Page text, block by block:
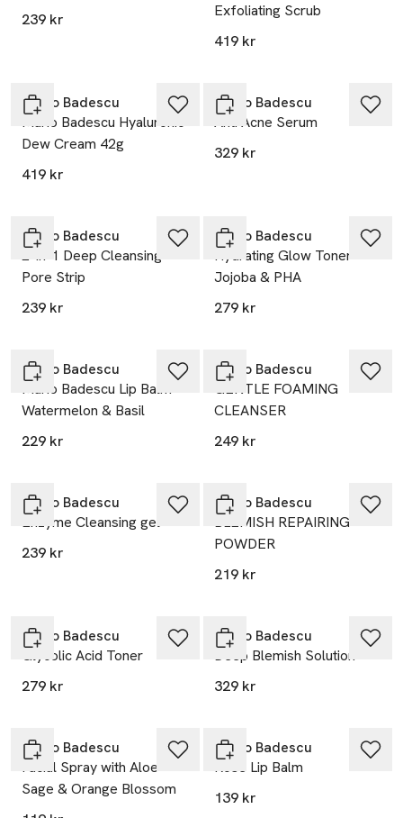
239 kr
Exfoliating Scrub
419 kr
Mario Badescu
Mario Badescu Hyaluronic
Dew Cream 42g
419 kr
Mario Badescu
Anti Acne Serum
329 kr
Mario Badescu
2-In-1 Deep Cleansing
Pore Strip
239 kr
Mario Badescu
Hydrating Glow Toner
Jojoba & PHA
279 kr
Mario Badescu
Mario Badescu Lip Balm
Watermelon & Basil
229 kr
Mario Badescu
GENTLE FOAMING
CLEANSER
249 kr
Mario Badescu
Enzyme Cleansing gel
239 kr
Mario Badescu
BLEMISH REPAIRING
POWDER
219 kr
Mario Badescu
Glycolic Acid Toner
279 kr
Mario Badescu
Deep Blemish Solution
329 kr
Mario Badescu
Facial Spray with Aloe
Sage & Orange Blossom
Mario Badescu
Rose Lip Balm
139 kr